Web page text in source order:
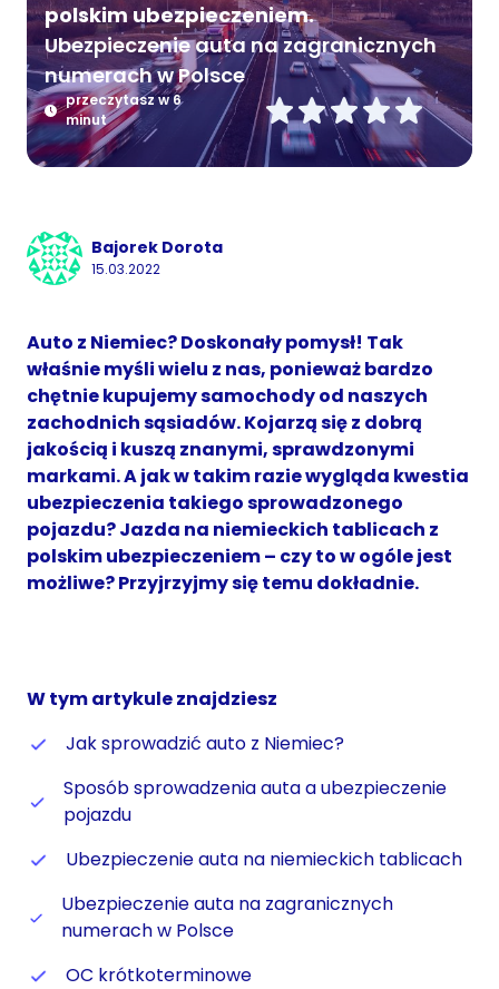
polskim ubezpieczeniem.
Ubezpieczenie auta na zagranicznych
numerach w Polsce
przeczytasz w 6
minut
Bajorek Dorota
15.03.2022
Auto z Niemiec? Doskonały pomysł! Tak
właśnie myśli wielu z nas, ponieważ bardzo
chętnie kupujemy samochody od naszych
zachodnich sąsiadów. Kojarzą się z dobrą
jakością i kuszą znanymi, sprawdzonymi
markami. A jak w takim razie wygląda kwestia
ubezpieczenia takiego sprowadzonego
pojazdu? Jazda na niemieckich tablicach z
polskim ubezpieczeniem – czy to w ogóle jest
możliwe? Przyjrzyjmy się temu dokładnie.
W tym artykule znajdziesz
Jak sprowadzić auto z Niemiec?
Sposób sprowadzenia auta a ubezpieczenie
pojazdu
Ubezpieczenie auta na niemieckich tablicach
Ubezpieczenie auta na zagranicznych
numerach w Polsce
OC krótkoterminowe